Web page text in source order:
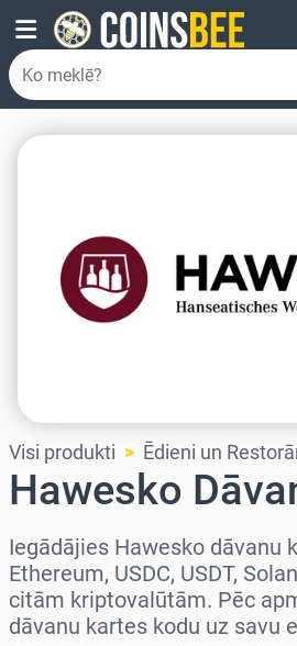
Visi produkti Ēdieni un
Hawesko
Iegādājies Hawesko dāvanu
Ethereum, USDC, USDT,
citām kriptovalūtām. Pēc
dāvanu kartes kodu uz savu